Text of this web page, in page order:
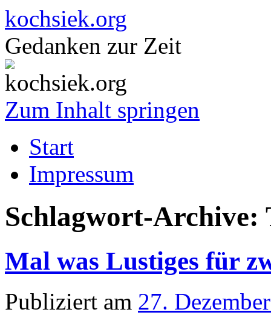
kochsiek.org
Gedanken zur Zeit
Zum Inhalt springen
Start
Impressum
Schlagwort-Archive:
Mal was Lustiges für
Publiziert am 27.